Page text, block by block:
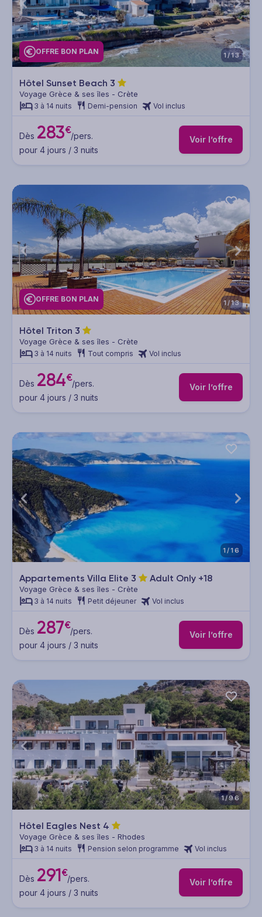
OFFRE BON PLAN 1/13
Hôtel Sunset Beach 3
Voyage Grèce & ses îles - Crète
3 à 14 nuits Demi-pension Vol inclus
Dès 283€/pers.
pour 4 jours / 3 nuits
Voir l’offre
OFFRE BON PLAN 1/13
Hôtel Triton 3
Voyage Grèce & ses îles - Crète
3 à 14 nuits Tout compris Vol inclus
Dès 284€/pers.
pour 4 jours / 3 nuits
Voir l’offre
1/16
Appartements Villa Elite 3 Adult Only +18
Voyage Grèce & ses îles - Crète
3 à 14 nuits Petit déjeuner Vol inclus
Dès 287€/pers.
pour 4 jours / 3 nuits
Voir l’offre
1/96
Hôtel Eagles Nest 4
Voyage Grèce & ses îles - Rhodes
3 à 14 nuits Pension selon programme Vol inclus
Dès 291€/pers.
pour 4 jours / 3 nuits
Voir l’offre